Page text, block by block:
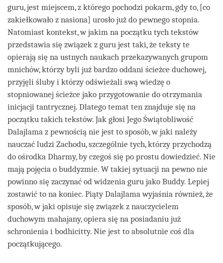
guru, jest miejscem, z którego pochodzi pokarm, gdy to, [co
zakiełkowało z nasiona] urosło już do pewnego stopnia.
Natomiast kontekst, w jakim na początku tych tekstów
przedstawia się związek z guru jest taki, że teksty te
opierają się na ustnych naukach przekazywanych grupom
mnichów, którzy byli już bardzo oddani ścieżce duchowej,
przyjęli śluby i którzy odświeżali swą wiedzę o
stopniowanej ścieżce jako przygotowanie do otrzymania
inicjacji tantrycznej. Dlatego temat ten znajduje się na
początku takich tekstów. Jak głosi Jego Świątobliwość
Dalajlama z pewnością nie jest to sposób, w jaki należy
nauczać ludzi Zachodu, szczególnie tych, którzy przychodzą
do ośrodka Dharmy, by czegoś się po prostu dowiedzieć. Nie
mają pojęcia o buddyzmie. W takiej sytuacji na pewno nie
powinno się zaczynać od widzenia guru jako Buddy. Lepiej
zostawić to na koniec. Piąty Dalajlama wyjaśnia również, że
sposób, w jaki opisuje się związek z nauczycielem
duchowym mahajany, opiera się na posiadaniu już
schronienia i bodhicitty. Nie jest to absolutnie coś dla
początkującego.